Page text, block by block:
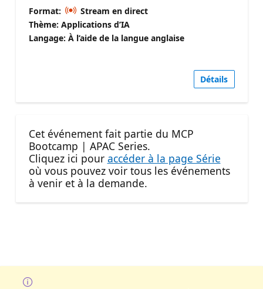
Format:
Stream en direct
Thème: Applications d’IA
Langage: À l’aide de la langue anglaise
Détails
Cet événement fait partie du MCP
Bootcamp | APAC Series.
Cliquez ici pour accéder à la page Série
où vous pouvez voir tous les événements
à venir et à la demande.